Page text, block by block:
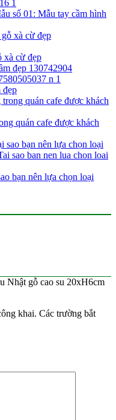
số 01: Mẫu tay cầm hình
xà cừ đẹp
đẹp
quán cafe được khách
bạn nên lựa chọn loại
Nhật gỗ cao su 20xH6cm
khai. Các trường bắt